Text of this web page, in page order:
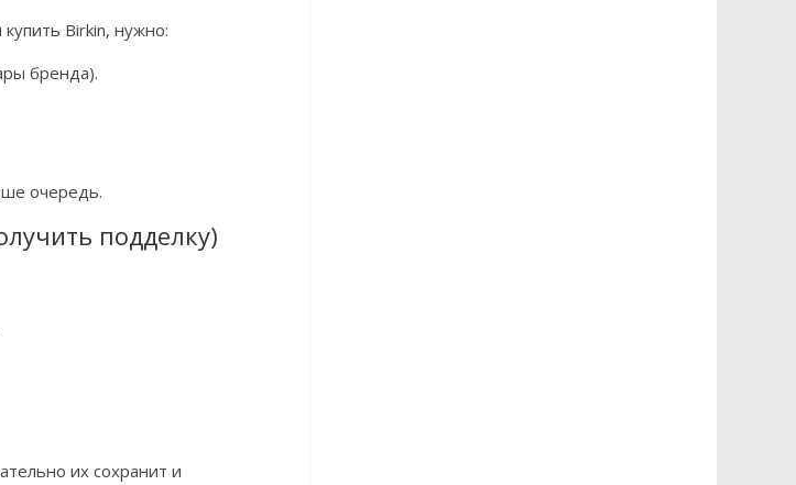
Birkin, нужно:
бренда).
очередь.
подделку)
их сохранит и